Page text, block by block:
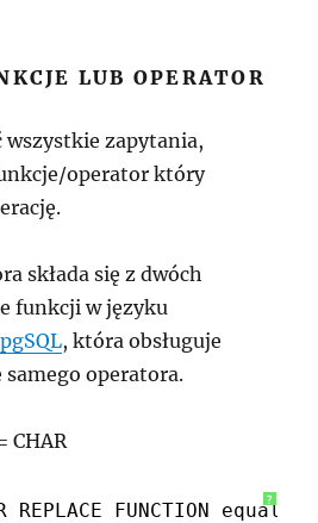
LUB OPERATOR
wszystkie zapytania,
operator który
składa się z dwóch
funkcji w języku
, która obsługuje
operatora.
CHAR
?
REPLACE FUNCTION